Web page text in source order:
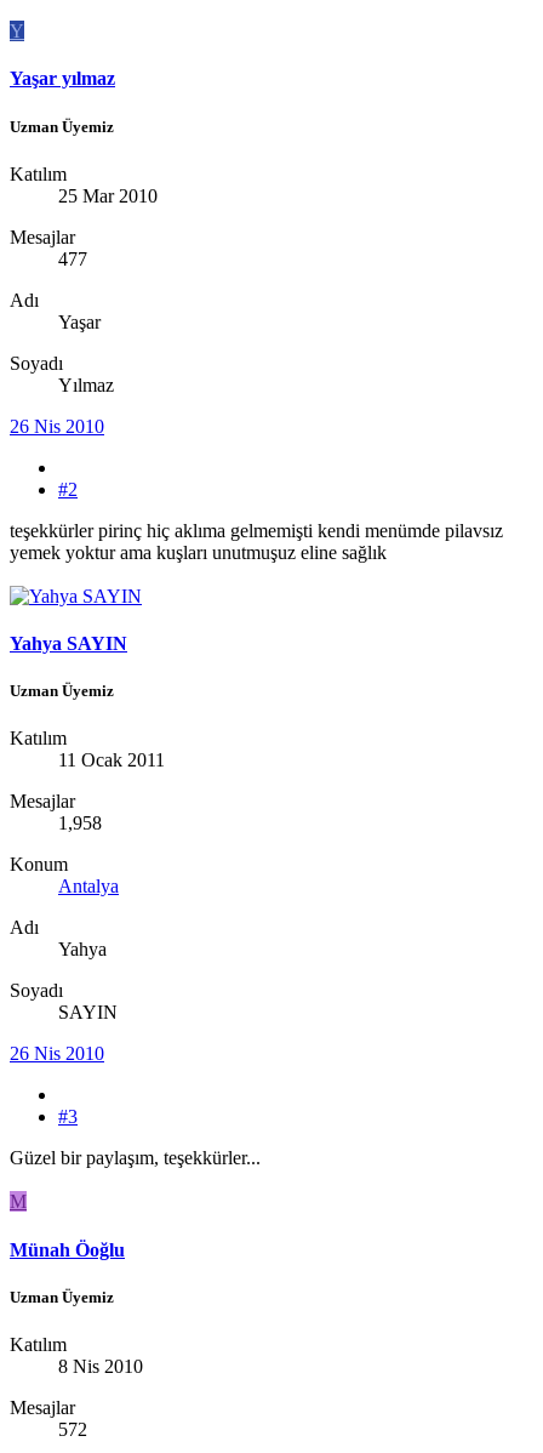
Y
Yaşar yılmaz
Uzman Üyemiz
Katılım
25 Mar 2010
Mesajlar
477
Adı
Yaşar
Soyadı
Yılmaz
26 Nis 2010
#2
teşekkürler pirinç hiç aklıma gelmemişti kendi menümde pilavsız
yemek yoktur ama kuşları unutmuşuz eline sağlık
Yahya SAYIN
Uzman Üyemiz
Katılım
11 Ocak 2011
Mesajlar
1,958
Konum
Antalya
Adı
Yahya
Soyadı
SAYIN
26 Nis 2010
#3
Güzel bir paylaşım, teşekkürler...
M
Münah Öoğlu
Uzman Üyemiz
Katılım
8 Nis 2010
Mesajlar
572